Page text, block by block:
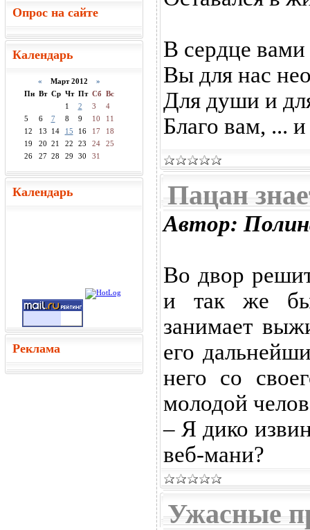
Опрос на сайте
Календарь
« Март 2012 »
Пн Вт Ср Чт Пт Сб Вс
1
2 3
4
5
6 7 8 9 10
11
12
13 14 15 16 17
18
19
20 21 22 23 24
25
26
27 28 29 30 31
Календарь
Реклама
В сердце
Вы для нас
Для души и
Благо вам, ... и
Пацан
Автор:
Во двор
и так же
занимает
его
него со
молодой
– Я дико
веб-мани?
Ужасные